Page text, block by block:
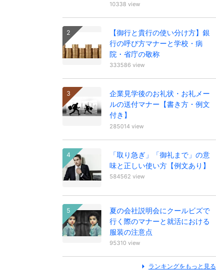
10338 view
【御行と貴行の使い分け方】銀
行の呼び方マナーと学校・病
院・省庁の敬称
333586 view
企業見学後のお礼状・お礼メー
ルの送付マナー【書き方・例文
付き】
285014 view
「取り急ぎ」「御礼まで」の意
味と正しい使い方【例文あり】
584562 view
夏の会社説明会にクールビズで
行く際のマナーと就活における
服装の注意点
95310 view
ランキングをもっと見る